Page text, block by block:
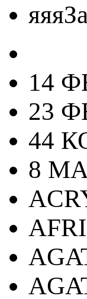
14
23
44
8